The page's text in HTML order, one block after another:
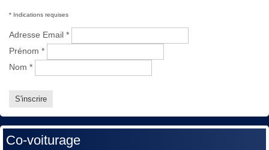
* Indications requises
Adresse Email *
Prénom *
Nom *
Co-voiturage